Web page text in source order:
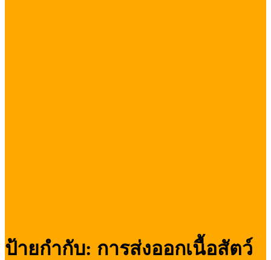
ป้ายกำกับ: การส่งออกเนื้อสัตว์